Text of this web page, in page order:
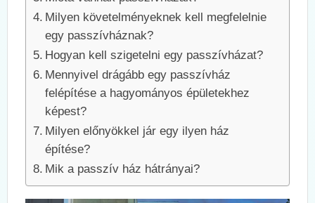
Milyen követelményeknek kell megfelelnie
egy passzívháznak?
Hogyan kell szigetelni egy passzívházat?
Mennyivel drágább egy passzívház
felépítése a hagyományos épületekhez
képest?
Milyen előnyökkel jár egy ilyen ház
építése?
Mik a passzív ház hátrányai?